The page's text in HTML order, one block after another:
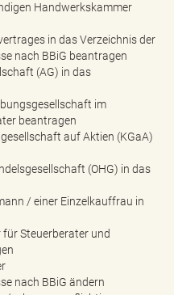
Handwerkskammer
in das Verzeichnis der
nach BBiG beantragen
(AG) in das
im
beantragen
auf Aktien (KGaA)
(OHG) in das
/ einer Einzelkauffrau in
Steuerberater und
nach BBiG ändern